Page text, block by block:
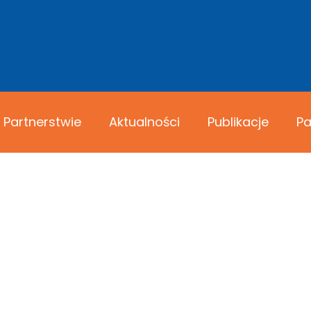
Partnerstwie Aktualności Publikacje